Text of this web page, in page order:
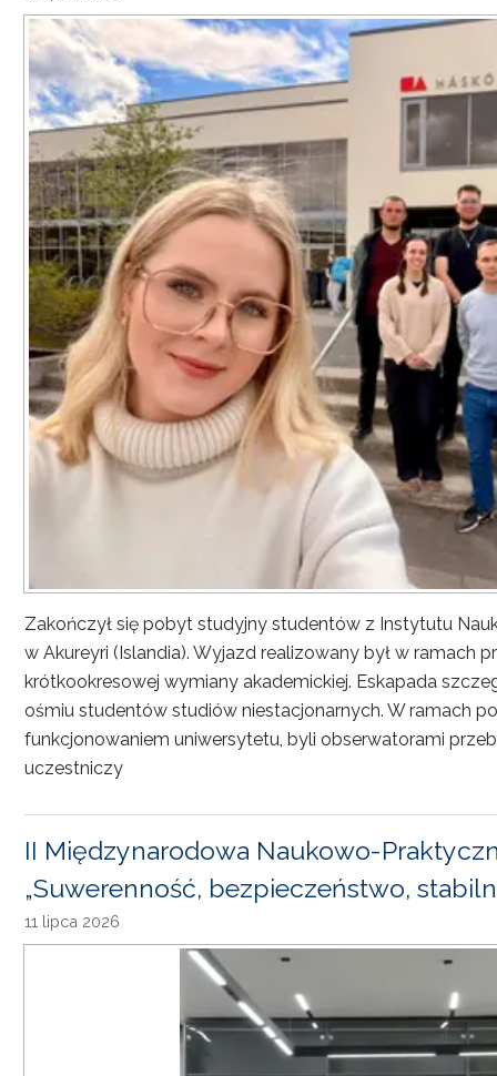
Zakończył się pobyt studyjny studentów z Instytutu
w Akureyri (Islandia). Wyjazd realizowany był w ramach
krótkookresowej wymiany akademickiej. Eskapada
ośmiu studentów studiów niestacjonarnych. W ramach
funkcjonowaniem uniwersytetu, byli obserwatorami
uczestniczy
II Międzynarodowa Naukowo-
„Suwerenność, bezpieczeństwo,
11 lipca 2026